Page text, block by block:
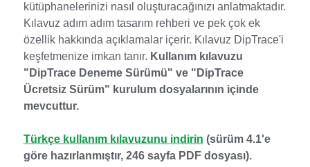
kütüphanelerinizi nasıl oluşturacağınızı anlatmaktadır.
Kılavuz adım adım tasarım rehberi ve pek çok ek
özellik hakkında açıklamalar içerir. Kılavuz DipTrace'i
keşfetmenize imkan tanır. Kullanım kılavuzu
"DipTrace Deneme Sürümü" ve "DipTrace
Ücretsiz Sürüm" kurulum dosyalarının içinde
mevcuttur.
Türkçe kullanım kılavuzunu indirin (sürüm 4.1'e
göre hazırlanmıştır, 246 sayfa PDF dosyası).